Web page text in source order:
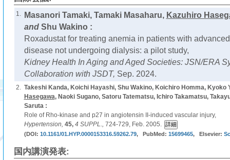
1. Masanori Tamaki, Tamaki Masaharu, Kazuhiro
and Shu Wakino :
Roxadustat for treating anemia in patients with
disease not undergoing dialysis: a pilot study,
Kidney Health In Aging and Aged Societies: JSN/ERA
Collaboration with JSDT, Sep. 2024.
2. Takeshi Kanda, Koichi Hayashi, Shu Wakino, Koichiro Homma, Kyoko
Hasegawa, Naoki Sugano, Satoru Tatematsu, Ichiro Takamatsu,
Saruta :
Role of Rho-kinase and p27 in angiotensin II-induced vascular injury,
Hypertension, 45, 4 SUPPL., 724-729, Feb. 2005.
(DOI: 10.1161/01.HYP.0000153316.59262.79, PubMed: 15699465, Elsevier:
国内講演発表: